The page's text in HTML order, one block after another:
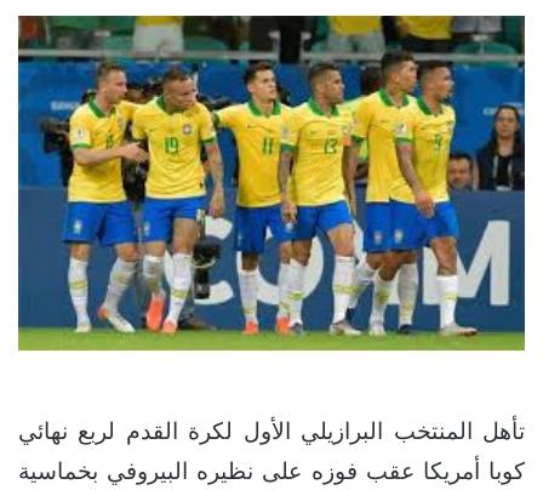
تأهل المنتخب البرازيلي الأول لكرة القدم لربع نهائي
كوبا أمريكا عقب فوزه على نظيره البيروفي بخماسية